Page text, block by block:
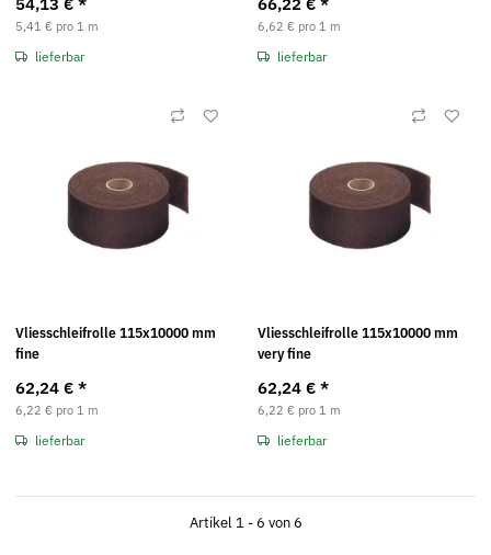
5,41 € pro 1 m
lieferbar
6,62 € pro 1 m
lieferbar
Vliesschleifrolle 115x10000 mm
fine
62,24 € *
6,22 € pro 1 m
lieferbar
Vliesschleifrolle 115x10000 mm
very fine
62,24 € *
6,22 € pro 1 m
lieferbar
Artikel 1 - 6 von 6